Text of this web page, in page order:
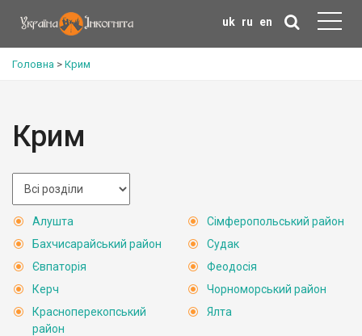
uk ru en
Головна > Крим
Крим
Алушта
Бахчисарайський район
Євпаторія
Керч
Красноперекопський
район
Сімферопольський район
Судак
Феодосія
Чорноморський район
Ялта